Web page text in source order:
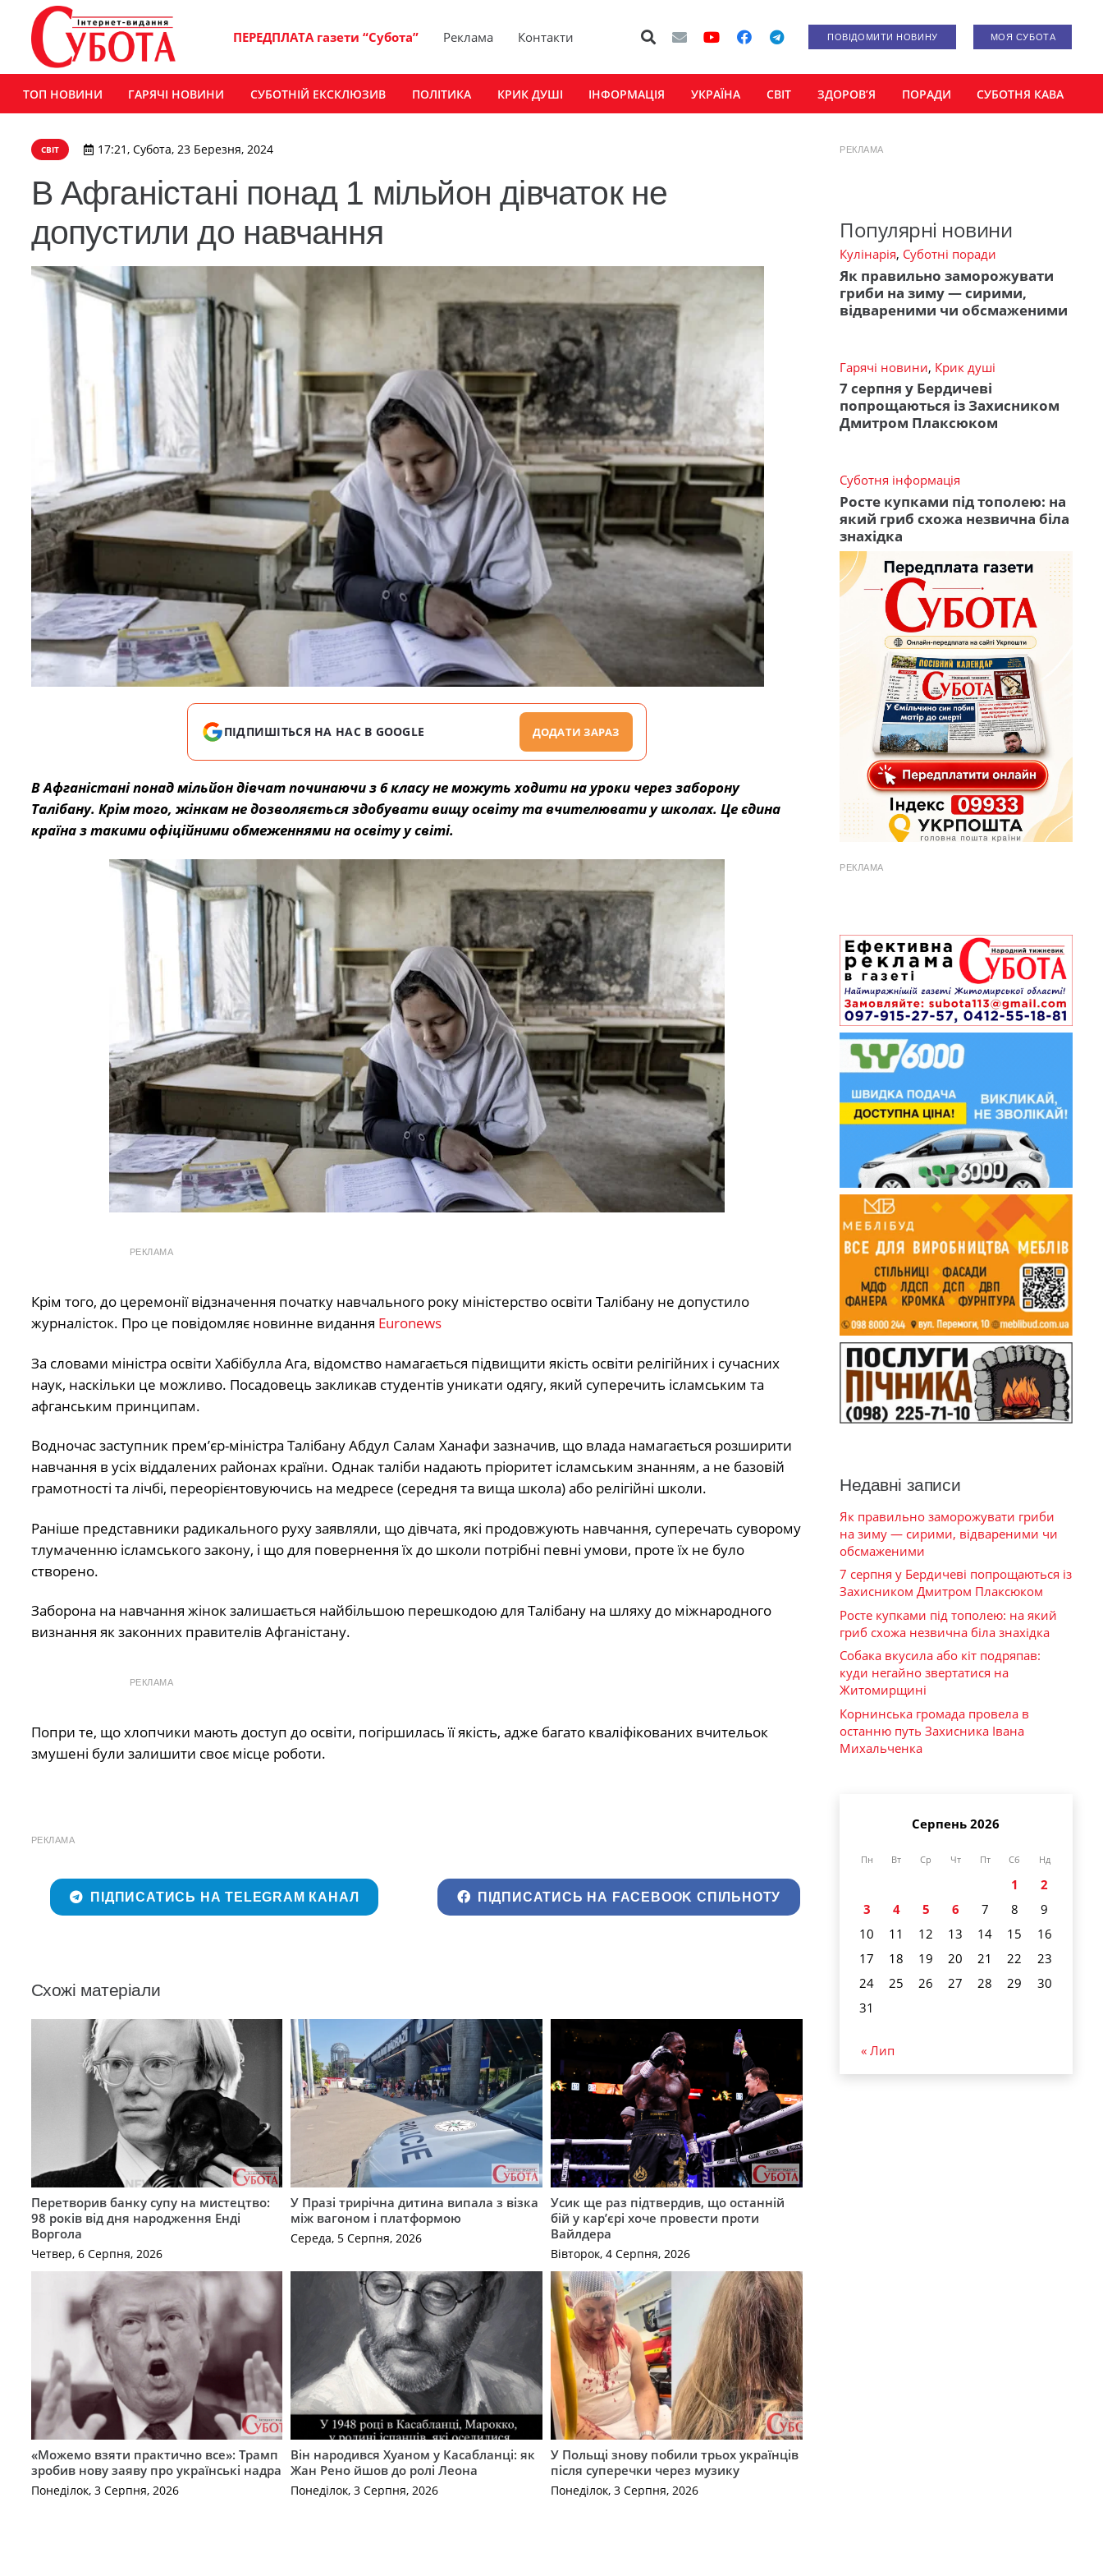
ПЕРЕДПЛАТА газети “Субота” Реклама Контакти ПОВІДОМИТИ НОВИНУ МОЯ СУБОТА
ТОП НОВИНИ ГАРЯЧІ НОВИНИ СУБОТНІЙ ЕКСКЛЮЗИВ ПОЛІТИКА КРИК ДУШІ ІНФОРМАЦІЯ УКРАЇНА СВІТ ЗДОРОВ’Я ПОРАДИ СУБОТНЯ КАВА
СВІТ 17:21, Субота, 23 Березня, 2024
В Афганістані понад 1 мільйон дівчаток не
допустили до навчання
ПІДПИШІТЬСЯ НА НАС В GOOGLE ДОДАТИ ЗАРАЗ
В Афганістані понад мільйон дівчат починаючи з 6 класу не можуть ходити на уроки через заборону
Талібану. Крім того, жінкам не дозволяється здобувати вищу освіту та вчителювати у школах. Це єдина
країна з такими офіційними обмеженнями на освіту у світі.
РЕКЛАМА
Крім того, до церемонії відзначення початку навчального року міністерство освіти Талібану не допустило
журналісток. Про це повідомляє новинне видання Еuronews
За словами міністра освіти Хабібулла Ага, відомство намагається підвищити якість освіти релігійних і сучасних
наук, наскільки це можливо. Посадовець закликав студентів уникати одягу, який суперечить ісламським та
афганським принципам.
Водночас заступник премʼєр-міністра Талібану Абдул Салам Ханафи зазначив, що влада намагається розширити
навчання в усіх віддалених районах країни. Однак таліби надають пріоритет ісламським знанням, а не базовій
грамотності та лічбі, переорієнтовуючись на медресе (середня та вища школа) або релігійні школи.
Раніше представники радикального руху заявляли, що дівчата, які продовжують навчання, суперечать суворому
тлумаченню ісламського закону, і що для повернення їх до школи потрібні певні умови, проте їх не було
створено.
Заборона на навчання жінок залишається найбільшою перешкодою для Талібану на шляху до міжнародного
визнання як законних правителів Афганістану.
РЕКЛАМА
Попри те, що хлопчики мають доступ до освіти, погіршилась її якість, адже багато кваліфікованих вчительок
змушені були залишити своє місце роботи.
РЕКЛАМА
ПІДПИСАТИСЬ НА TELEGRAM КАНАЛ ПІДПИСАТИСЬ НА FACEBOOK СПІЛЬНОТУ
Схожі матеріали
Перетворив банку супу на мистецтво:
98 років від дня народження Енді
Воргола
Четвер, 6 Серпня, 2026
У Празі трирічна дитина випала з візка
між вагоном і платформою
Середа, 5 Серпня, 2026
Усик ще раз підтвердив, що останній
бій у кар’єрі хоче провести проти
Вайлдера
Вівторок, 4 Серпня, 2026
«Можемо взяти практично все»: Трамп
зробив нову заяву про українські надра
Понеділок, 3 Серпня, 2026
Він народився Хуаном у Касабланці: як
Жан Рено йшов до ролі Леона
Понеділок, 3 Серпня, 2026
У Польщі знову побили трьох українців
після суперечки через музику
Понеділок, 3 Серпня, 2026
РЕКЛАМА
Популярні новини
Кулінарія, Суботні поради
Як правильно заморожувати
гриби на зиму — сирими,
відвареними чи обсмаженими
Гарячі новини, Крик душі
7 серпня у Бердичеві
попрощаються із Захисником
Дмитром Плаксюком
Суботня інформація
Росте купками під тополею: на
який гриб схожа незвична біла
знахідка
РЕКЛАМА
Недавні записи
Як правильно заморожувати гриби
на зиму — сирими, відвареними чи
обсмаженими
7 серпня у Бердичеві попрощаються із
Захисником Дмитром Плаксюком
Росте купками під тополею: на який
гриб схожа незвична біла знахідка
Собака вкусила або кіт подряпав:
куди негайно звертатися на
Житомирщині
Корнинська громада провела в
останню путь Захисника Івана
Михальченка
Серпень 2026
Пн Вт Ср Чт Пт Сб Нд
1
2
3
4 5 6 7 8
9
10
11 12 13 14 15
16
17
18 19 20 21 22
23
24
25 26 27 28 29
30
31
« Лип